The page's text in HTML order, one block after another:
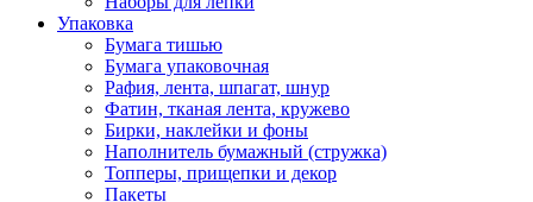
Упаковка
Бумага тишью
Бумага упаковочная
Рафия, лента, шпагат, шнур
Фатин, тканая лента, кружево
Бирки, наклейки и фоны
Наполнитель бумажный (стружка)
Топперы, прищепки и декор
Пакеты